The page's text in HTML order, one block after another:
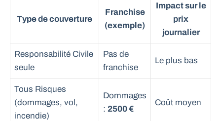
Type de couverture
Franchise
(exemple)
Impact sur le
prix
journalier
Responsabilité Civile
seule
Pas de
franchise
Le plus bas
Tous Risques
(dommages, vol,
incendie)
Dommages
: 2500 €
Coût moyen